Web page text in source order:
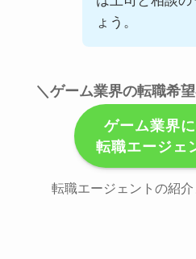
ょう。
＼ゲーム業界の転職希
ゲーム業界
転職エージェ
転職エージェントの紹